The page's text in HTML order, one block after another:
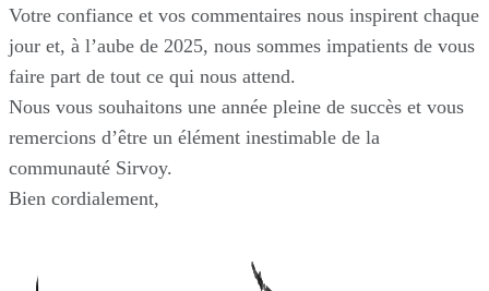
Votre confiance et vos commentaires nous inspirent chaque
jour et, à l’aube de 2025, nous sommes impatients de vous
faire part de tout ce qui nous attend.
Nous vous souhaitons une année pleine de succès et vous
remercions d’être un élément inestimable de la
communauté Sirvoy.
Bien cordialement,